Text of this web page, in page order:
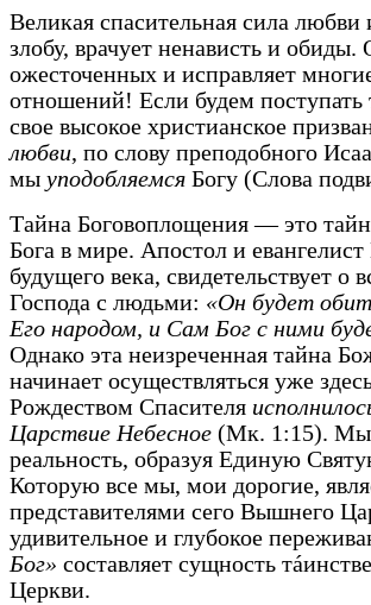
Великая спасительная сила любви
злобу, врачует ненависть и обиды.
ожесточенных и исправляет
отношений! Если будем
свое высокое христианское
любви, по слову преподобного
мы уподобляемся Богу (Слова
Тайна Боговоплощения — это
Бога в мире. Апостол и
будущего века, свидетельствует о
Господа с людьми: «Он будет
Его народом, и Сам Бог с ними
Однако эта неизреченная тайна
начинает осуществляться уже
Рождеством Спасителя
Царствие Небесное (Мк. 1:15). Мы
реальность, образуя Единую
Которую все мы, мои дорогие,
представителями сего Вышнего
удивительное и глубокое
Бог» составляет сущность
Церкви.